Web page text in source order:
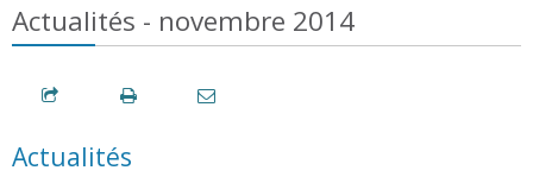
Actualités - novembre 2014
Actualités